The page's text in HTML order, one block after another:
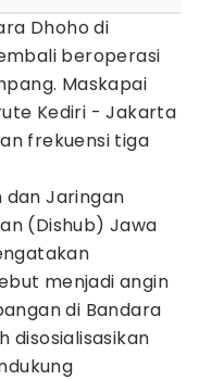
Dhoho di
beroperasi
Maskapai
Kediri - Jakarta
frekuensi tiga
dan Jaringan
(Dishub) Jawa
menjadi angin
di Bandara
disosialisasikan